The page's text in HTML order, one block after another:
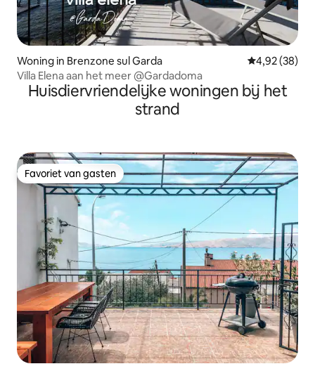
Woning in Brenzone sul Garda Gemiddelde
4,92 (38)
Villa Elena aan het meer @Gardadoma
Huisdiervriendelijke woningen bij het
strand
Favoriet van gasten
Favoriet van gasten